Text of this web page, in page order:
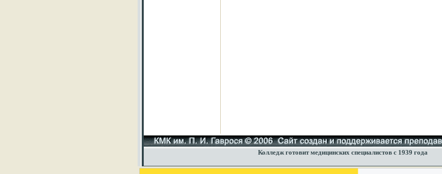
Колледж готовит медицинских специалистов с 1939 года